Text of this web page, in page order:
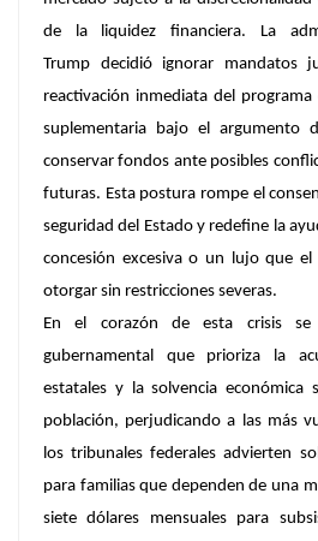
de la liquidez financiera. La
Trump decidió ignorar mandatos
reactivación inmediata del
suplementaria bajo el argumento
conservar fondos ante posibles
futuras. Esta postura rompe el
seguridad del Estado y redefine la
concesión excesiva o un lujo que
otorgar sin restricciones severas.
En el corazón de esta crisis se
gubernamental que prioriza la
estatales y la solvencia económica
población, perjudicando a las más
los tribunales federales advierten
para familias que dependen de una
siete dólares mensuales para